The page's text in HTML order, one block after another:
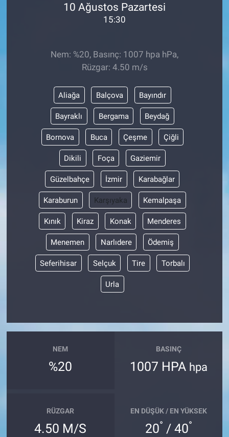
10 Ağustos Pazartesi
15:30
Nem: %20, Basınç: 1007 hpa hPa,
Rüzgar: 4.50 m/s
Aliağa Balçova Bayındır
Bayraklı Bergama Beydağ
Bornova Buca Çeşme Çiğli
Dikili Foça Gaziemir
Güzelbahçe İzmir Karabağlar
Karaburun Karşıyaka Kemalpaşa
Kınık Kiraz Konak Menderes
Menemen Narlıdere Ödemiş
Seferihisar Selçuk Tire Torbalı
Urla
NEM
%20
BASINÇ
1007 HPA hpa
RÜZGAR
4.50 M/S
EN DÜŞÜK / EN YÜKSEK
20° / 40°
Bilim ve Teknoloji